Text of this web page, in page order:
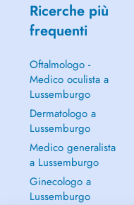
Ricerche più
frequenti
Oftalmologo -
Medico oculista a
Lussemburgo
Dermatologo a
Lussemburgo
Medico generalista
a Lussemburgo
Ginecologo a
Lussemburgo